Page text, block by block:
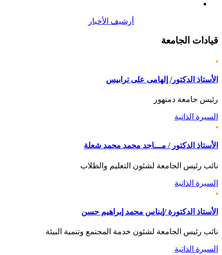
أرشيف الأخبار
قيادات الجامعة
الأستاذ الدكتور/ إلهامى على ترابيس
رئيس جامعة دمنهور
السيرة الذاتية
الأستاذ الدكتور / مـــاجد محمد محمد شعلة
نائب رئيس الجامعة لشئون التعليم والطلاب
السيرة الذاتية
الأستاذ الدكتورة /إيناس محمد إبراهيم حسن
نائب رئيس الجامعة لشئون خدمة المجتمع وتنمية البيئة
السيرة الذاتية